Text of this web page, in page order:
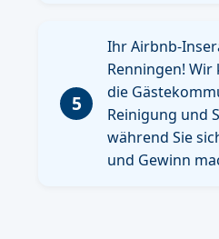
5
Ihr Airbnb-
Renningen!
die
Reinigung und
während Sie
und Gewinn